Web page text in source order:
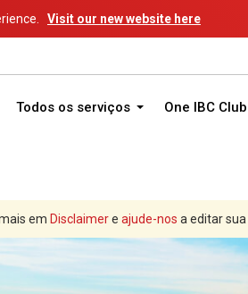
Visit our new website here
Todos os serviços One IBC Club
em Disclaimere ajude-nos a editar